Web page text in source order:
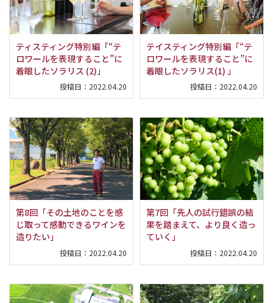
ティスティング特別編「“テ
ロワールを表現すること”に
着眼したソラリス (2)」
投稿日： 2022.04.20
テイスティング特別編「“テ
ロワールを表現すること”に
着眼したソラリス(1) 」
投稿日： 2022.04.20
第8回「その土地のことを感
じ取って感動できるワインを
造りたい」
投稿日： 2022.04.20
第7回「先人の試行錯誤の結
果を踏まえて、より良く造っ
ていく」
投稿日： 2022.04.20